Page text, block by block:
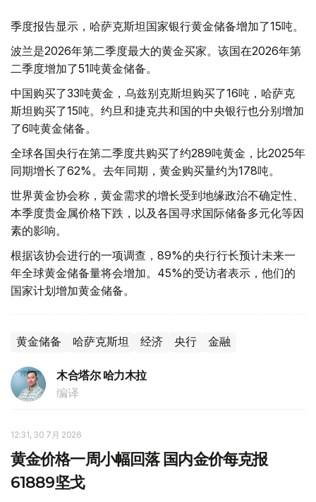
季度报告显示，哈萨克斯坦国家银行黄金储备增加了15吨。
波兰是2026年第二季度最大的黄金买家。该国在2026年第
二季度增加了51吨黄金储备。
中国购买了33吨黄金，乌兹别克斯坦购买了16吨，哈萨克
斯坦购买了15吨。约旦和捷克共和国的中央银行也分别增加
了6吨黄金储备。
全球各国央行在第二季度共购买了约289吨黄金，比2025年
同期增长了62%。去年同期，黄金购买量约为178吨。
世界黄金协会称，黄金需求的增长受到地缘政治不确定性、
本季度贵金属价格下跌，以及各国寻求国际储备多元化等因
素的影响。
根据该协会进行的一项调查，89%的央行行长预计未来一
年全球黄金储备量将会增加。45%的受访者表示，他们的
国家计划增加黄金储备。
黄金储备 哈萨克斯坦 经济 央行 金融
木合塔尔 哈力木拉
编译
12:31, 30 7月 2026
黄金价格一周小幅回落 国内金价每克报
61889坚戈